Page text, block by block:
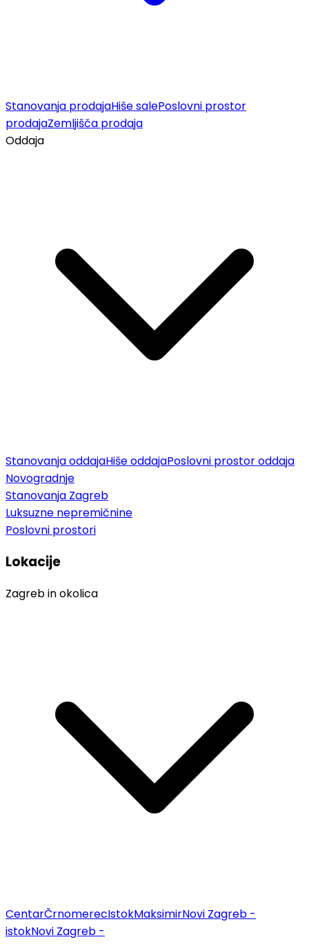
Stanovanja prodajaHiše salePoslovni prostor
prodajaZemljišča prodaja
Oddaja
Stanovanja oddajaHiše oddajaPoslovni prostor oddaja
Novogradnje
Stanovanja Zagreb
Luksuzne nepremičnine
Poslovni prostori
Lokacije
Zagreb in okolica
CentarČrnomerecIstokMaksimirNovi Zagreb -
istokNovi Zagreb -